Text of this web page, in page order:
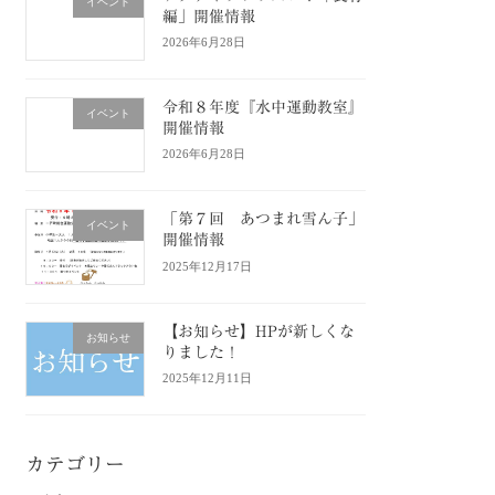
編」開催情報
2026年6月28日
イベント
令和８年度『水中運動教室』
開催情報
2026年6月28日
イベント
「第７回 あつまれ雪ん子」
開催情報
2025年12月17日
お知らせ
【お知らせ】HPが新しくな
りました！
2025年12月11日
カテゴリー